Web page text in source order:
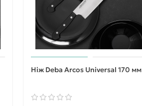
Ніж Deba Arcos Universal 170 мм